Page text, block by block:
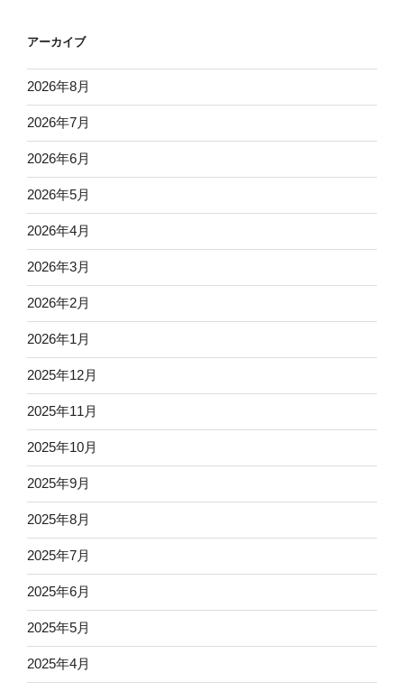
アーカイブ
2026年8月
2026年7月
2026年6月
2026年5月
2026年4月
2026年3月
2026年2月
2026年1月
2025年12月
2025年11月
2025年10月
2025年9月
2025年8月
2025年7月
2025年6月
2025年5月
2025年4月